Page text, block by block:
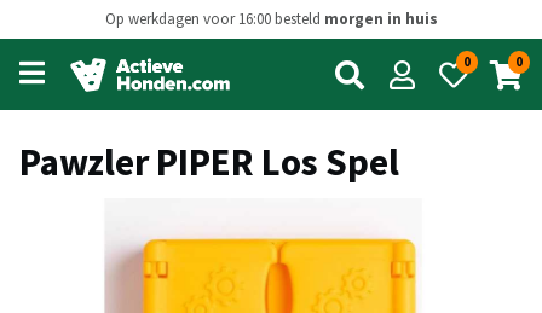
Op werkdagen voor 16:00 besteld morgen in huis
Open
main
menu
0 0
Pawzler PIPER Los Spel